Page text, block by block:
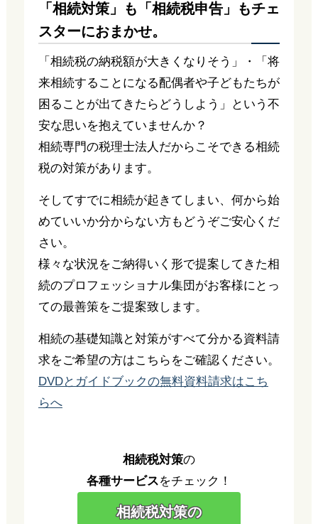
「相続対策」も「相続税申告」もチェ
スターにおまかせ。
「相続税の納税額が大きくなりそう」・「将
来相続することになる配偶者や子どもたちが
困ることが出てきたらどうしよう」という不
安な思いを抱えていませんか？
相続専門の税理士法人だからこそできる相続
税の対策があります。
そしてすでに相続が起きてしまい、何から始
めていいか分からない方もどうぞご安心くだ
さい。
様々な状況をご納得いく形で提案してきた相
続のプロフェッショナル集団がお客様にとっ
ての最善策をご提案致します。
相続の基礎知識と対策がすべて分かる資料請
求をご希望の方はこちらをご確認ください。
DVDとガイドブックの無料資料請求はこち
らへ
相続税対策の
各種サービスをチェック！
相続税対策の